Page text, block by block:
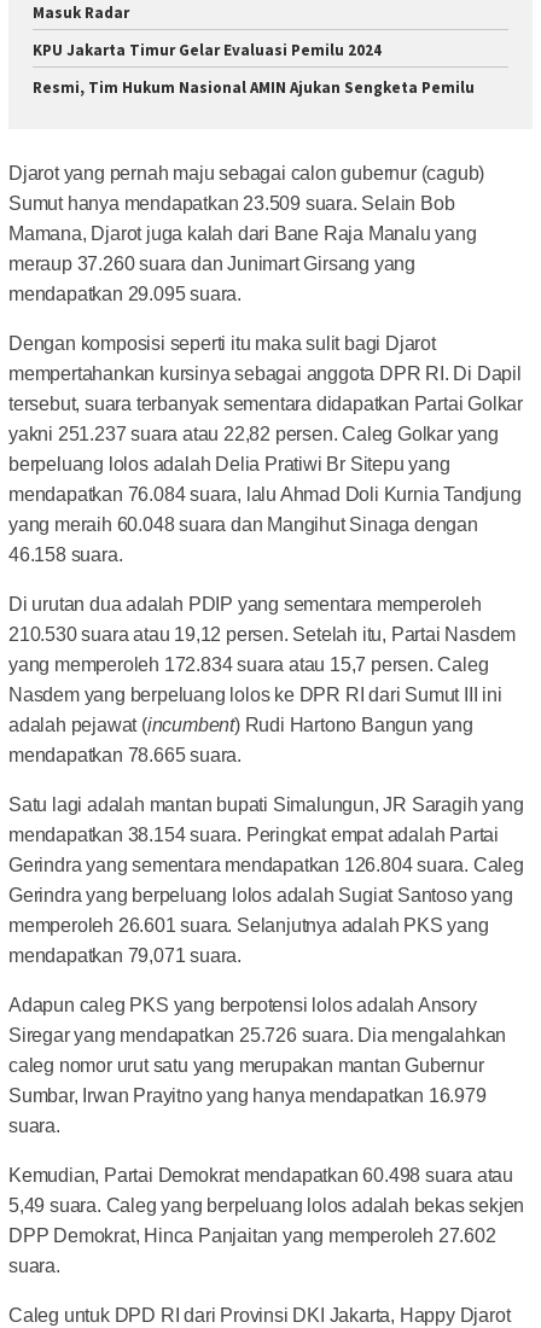
Masuk Radar
KPU Jakarta Timur Gelar Evaluasi Pemilu 2024
Resmi, Tim Hukum Nasional AMIN Ajukan Sengketa Pemilu
Djarot yang pernah maju sebagai calon gubernur (cagub)
Sumut hanya mendapatkan 23.509 suara. Selain Bob
Mamana, Djarot juga kalah dari Bane Raja Manalu yang
meraup 37.260 suara dan Junimart Girsang yang
mendapatkan 29.095 suara.
Dengan komposisi seperti itu maka sulit bagi Djarot
mempertahankan kursinya sebagai anggota DPR RI. Di Dapil
tersebut, suara terbanyak sementara didapatkan Partai Golkar
yakni 251.237 suara atau 22,82 persen. Caleg Golkar yang
berpeluang lolos adalah Delia Pratiwi Br Sitepu yang
mendapatkan 76.084 suara, lalu Ahmad Doli Kurnia Tandjung
yang meraih 60.048 suara dan Mangihut Sinaga dengan
46.158 suara.
Di urutan dua adalah PDIP yang sementara memperoleh
210.530 suara atau 19,12 persen. Setelah itu, Partai Nasdem
yang memperoleh 172.834 suara atau 15,7 persen. Caleg
Nasdem yang berpeluang lolos ke DPR RI dari Sumut III ini
adalah pejawat (incumbent) Rudi Hartono Bangun yang
mendapatkan 78.665 suara.
Satu lagi adalah mantan bupati Simalungun, JR Saragih yang
mendapatkan 38.154 suara. Peringkat empat adalah Partai
Gerindra yang sementara mendapatkan 126.804 suara. Caleg
Gerindra yang berpeluang lolos adalah Sugiat Santoso yang
memperoleh 26.601 suara. Selanjutnya adalah PKS yang
mendapatkan 79,071 suara.
Adapun caleg PKS yang berpotensi lolos adalah Ansory
Siregar yang mendapatkan 25.726 suara. Dia mengalahkan
caleg nomor urut satu yang merupakan mantan Gubernur
Sumbar, Irwan Prayitno yang hanya mendapatkan 16.979
suara.
Kemudian, Partai Demokrat mendapatkan 60.498 suara atau
5,49 suara. Caleg yang berpeluang lolos adalah bekas sekjen
DPP Demokrat, Hinca Panjaitan yang memperoleh 27.602
suara.
Caleg untuk DPD RI dari Provinsi DKI Jakarta, Happy Djarot